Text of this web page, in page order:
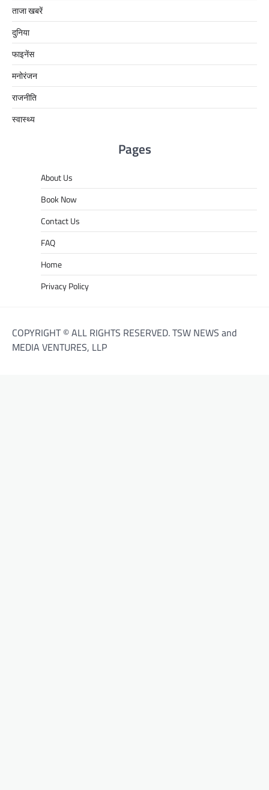
ताजा खबरें
दुनिया
फाइनेंस
मनोरंजन
राजनीति
स्वास्थ्य
Pages
About Us
Book Now
Contact Us
FAQ
Home
Privacy Policy
COPYRIGHT © ALL RIGHTS RESERVED. TSW NEWS and
MEDIA VENTURES, LLP